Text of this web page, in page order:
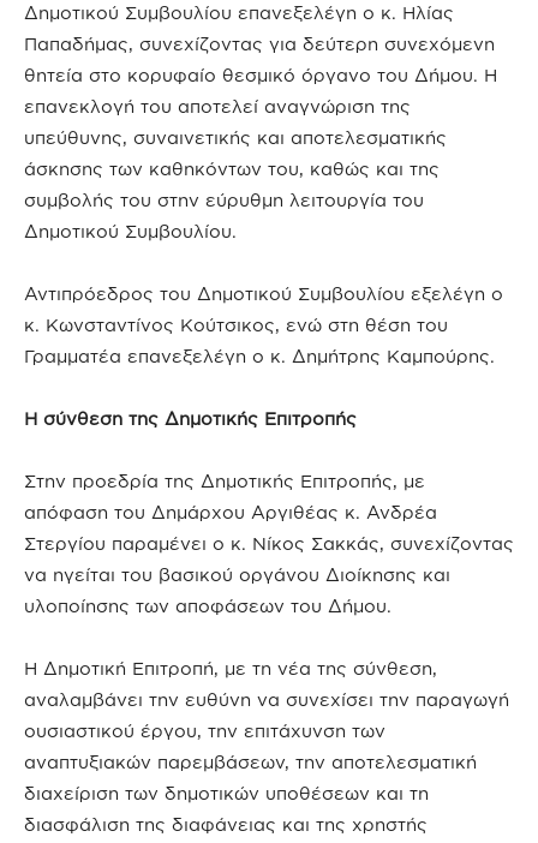
Δημοτικού Συμβουλίου επανεξελέγη ο κ. Ηλίας
Παπαδήμας, συνεχίζοντας για δεύτερη συνεχόμενη
θητεία στο κορυφαίο θεσμικό όργανο του Δήμου. Η
επανεκλογή του αποτελεί αναγνώριση της
υπεύθυνης, συναινετικής και αποτελεσματικής
άσκησης των καθηκόντων του, καθώς και της
συμβολής του στην εύρυθμη λειτουργία του
Δημοτικού Συμβουλίου.
Αντιπρόεδρος του Δημοτικού Συμβουλίου εξελέγη ο
κ. Κωνσταντίνος Κούτσικος, ενώ στη θέση του
Γραμματέα επανεξελέγη ο κ. Δημήτρης Καμπούρης.
Η σύνθεση της Δημοτικής Επιτροπής
Στην προεδρία της Δημοτικής Επιτροπής, με
απόφαση του Δημάρχου Αργιθέας κ. Ανδρέα
Στεργίου παραμένει ο κ. Νίκος Σακκάς, συνεχίζοντας
να ηγείται του βασικού οργάνου Διοίκησης και
υλοποίησης των αποφάσεων του Δήμου.
Η Δημοτική Επιτροπή, με τη νέα της σύνθεση,
αναλαμβάνει την ευθύνη να συνεχίσει την παραγωγή
ουσιαστικού έργου, την επιτάχυνση των
αναπτυξιακών παρεμβάσεων, την αποτελεσματική
διαχείριση των δημοτικών υποθέσεων και τη
διασφάλιση της διαφάνειας και της χρηστής